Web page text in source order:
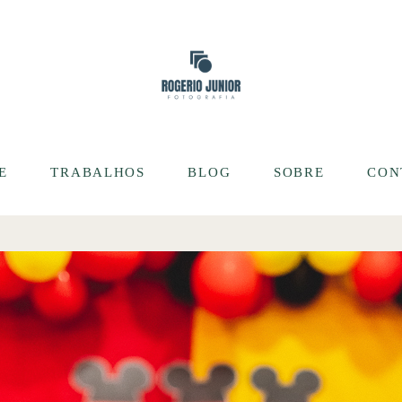
TRABALHOS BLOG SOBRE